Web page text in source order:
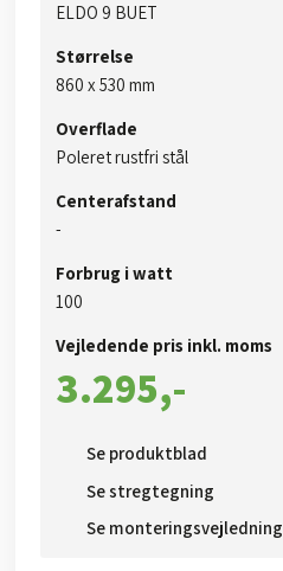
ELDO 9 BUET
Størrelse
860 x 530 mm​
Overflade
Poleret rustfri stål
Centerafstand
​-
Forbrug i watt
100​
Vejledende pris inkl. moms​
3.295,-​
Se produktblad​
Se stregtegning
Se monteringsvejledning